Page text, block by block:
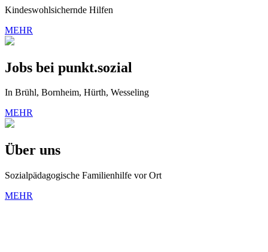
Kindeswohlsichernde Hilfen
MEHR
Jobs bei punkt.sozial
In Brühl, Bornheim, Hürth, Wesseling
MEHR
Über uns
Sozialpädagogische Familienhilfe vor Ort
MEHR